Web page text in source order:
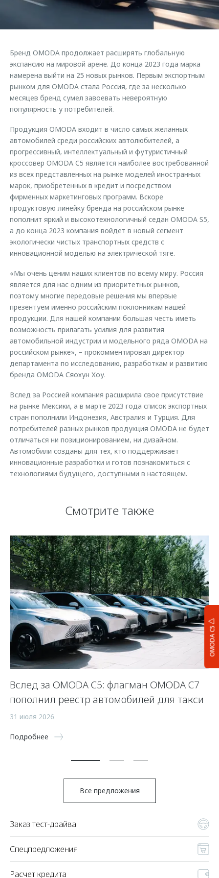
Страхование
Одежда и сувениры
Оригинальные аксессуары
Запчасти
Трейд-ин
Калькулятор трейд-ин
Дополнительная техническая поддержка
O&J Автоклуб
Клуб владельцев OMODA
Приложение O&J
Аксессуары
Одежда и сувениры
Оригинальные аксессуары
Запчасти
OMODA C5
Бренд OMODA продолжает расширять глобальную
экспансию на мировой арене. До конца 2023 года марка
намерена выйти на 25 новых рынков. Первым экспортным
рынком для OMODA стала Россия, где за несколько
месяцев бренд сумел завоевать невероятную
популярность у потребителей.
Продукция OMODA входит в число самых желанных
автомобилей среди российских автолюбителей, а
прогрессивный, интеллектуальный и футуристичный
кроссовер OMODA C5 является наиболее востребованной
из всех представленных на рынке моделей иностранных
марок, приобретенных в кредит и посредством
фирменных маркетинговых программ. Вскоре
продуктовую линейку бренда на российском рынке
пополнит яркий и высокотехнологичный седан OMODA S5,
а до конца 2023 компания войдет в новый сегмент
экологически чистых транспортных средств с
инновационной моделью на электрической тяге.
«Мы очень ценим наших клиентов по всему миру. Россия
является для нас одним из приоритетных рынков,
поэтому многие передовые решения мы впервые
презентуем именно российским поклонникам нашей
продукции. Для нашей компании большая честь иметь
возможность прилагать усилия для развития
автомобильной индустрии и модельного ряда OMODA на
российском рынке», – прокомментировал директор
департамента по исследованию, разработкам и развитию
бренда OMODA Сяохун Хоу.
Вслед за Россией компания расширила свое присутствие
на рынке Мексики, а в марте 2023 года список экспортных
стран пополнили Индонезия, Австралия и Турция. Для
потребителей разных рынков продукция OMODA не будет
отличаться ни позиционированием, ни дизайном.
Автомобили созданы для тех, кто поддерживает
инновационные разработки и готов познакомиться с
технологиями будущего, доступными в настоящем.
Смотрите также
Вслед за OMODA C5: флагман OMODA C7
пополнил реестр автомобилей для такси
31 июля 2026
Подробнее
Все предложения
Заказ тест-драйва
Спецпредложения
Расчет кредита